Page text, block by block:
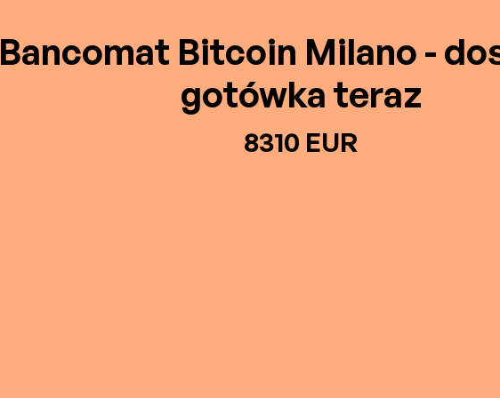
Bancomat Bitcoin Milano -
gotówka teraz
8310 EUR